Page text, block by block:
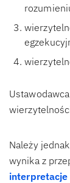
Należy
wynika z